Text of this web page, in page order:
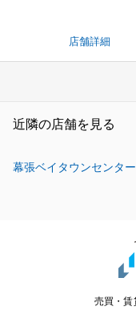
店舗詳細
近隣の店舗を見る
幕張ベイタウンセンター
売買・